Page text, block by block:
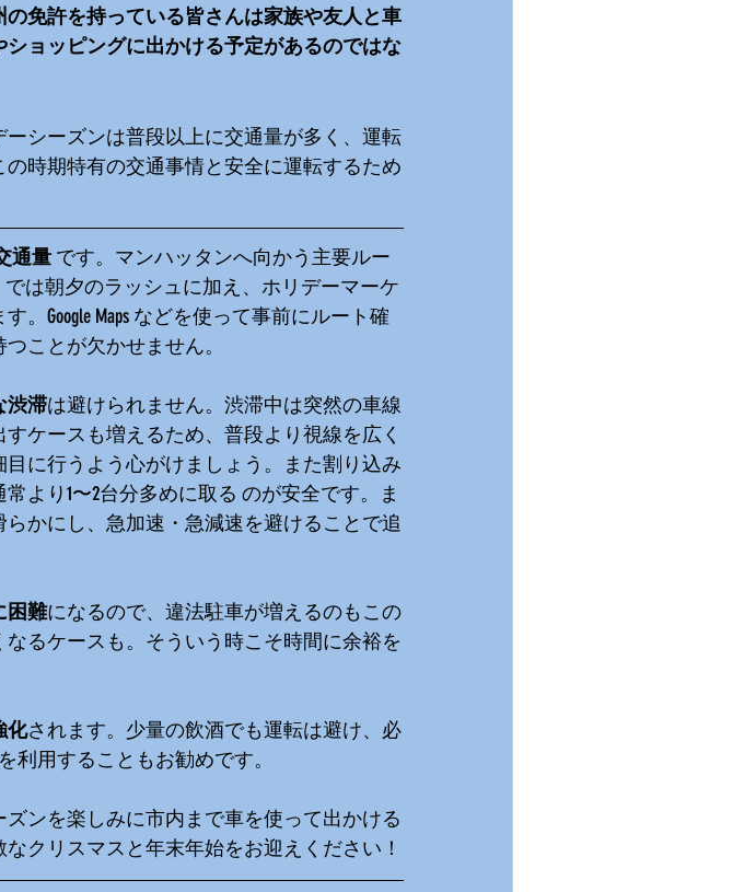
免許を持っている皆さんは家族や友人と車
ョッピングに出かける予定があるのではな
シーズンは普段以上に交通量が多く、運転
時期特有の交通事情と安全に運転するため
通量 です。マンハッタンへ向かう主要ルー
）では朝夕のラッシュに加え、ホリデーマーケ
Google Maps などを使って事前にルート確
ことが欠かせません。
渋滞は避けられません。渋滞中は突然の車線
ケースも増えるため、普段より視線を広く
に行うよう心がけましょう。また割り込み
より1〜2台分多めに取る のが安全です。ま
かにし、急加速・急減速を避けることで追
困難になるので、違法駐車が増えるのもこの
るケースも。そういう時こそ時間に余裕を
化されます。少量の飲酒でも運転は避け、必
利用することもお勧めです。
ンを楽しみに市内まで車を使って出かける
クリスマスと年末年始をお迎えください！